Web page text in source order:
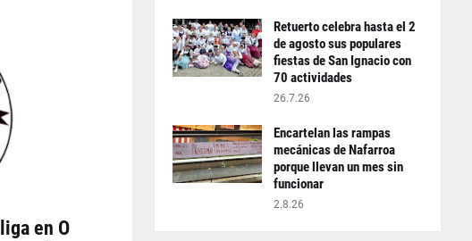
en O
Retuerto celebra hasta el 2
de agosto sus populares
fiestas de San Ignacio con
70 actividades
26.7.26
Encartelan las rampas
mecánicas de Nafarroa
porque llevan un mes sin
funcionar
2.8.26